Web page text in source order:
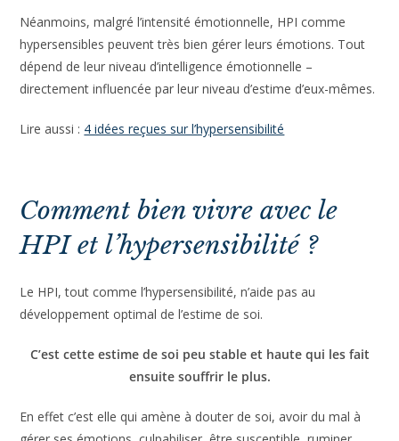
hypersensibles :
il y a autant de haut potentiel qu’il y a d’individus
Cathy Assenheim ( neuropsychologue
dépend de leur niveau d’intelligence émotionnelle –
mêmes.
Lire aussi :4 idées reçues sur l’hypersensibilité
Comment bien vivre avec le
HPI et l’hypersensibilité ?
Évalue ton niveau de
Soucieux(se) du détail, tu te prends la tête sur TOUT ?
À fleur de peau, tu ressens toutintensément
plupart des gens ?
Inscris-toi pour recevoir tontest gratuit